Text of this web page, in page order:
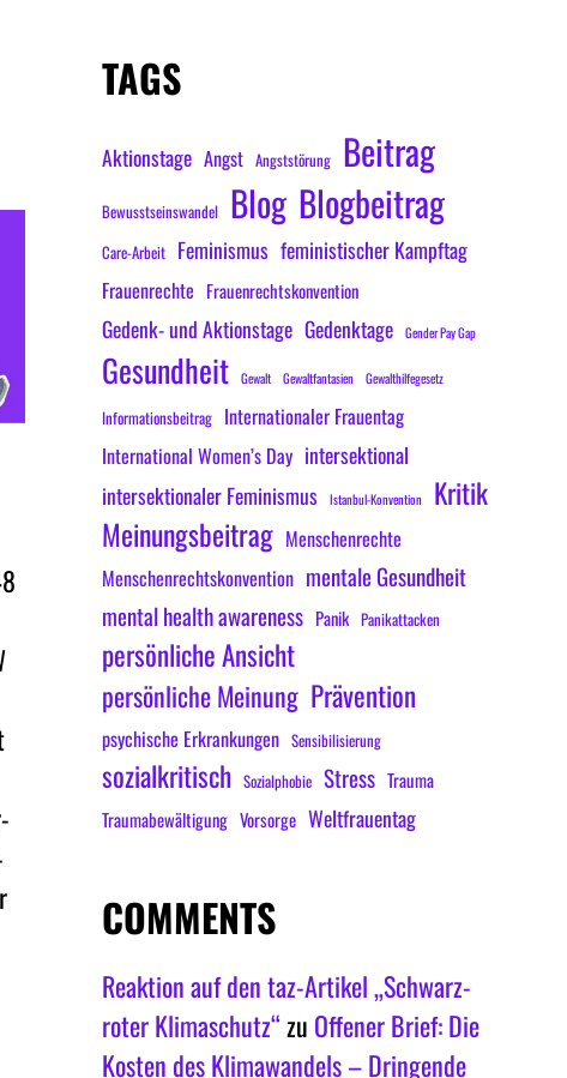
TAGS
Aktionstage Angst Angststörung Beitrag
Bewusstseinswandel Blog Blogbeitrag
Care-Arbeit Feminismus feministischer Kampftag
Frauenrechte Frauenrechtskonvention
Gedenk- und Aktionstage Gedenktage Gender Pay Gap
Gesundheit Gewalt Gewaltfantasien Gewalthilfegesetz
Informationsbeitrag Internationaler Frauentag
International Women’s Day intersektional
intersektionaler Feminismus
Istanbul-Konvention Kritik
Meinungsbeitrag Menschenrechte
Menschenrechtskonvention mentale Gesundheit
mental health awareness Panik Panikattacken
persönliche Ansicht
persönliche Meinung Prävention
psychische Erkrankungen Sensibilisierung
sozialkritisch Sozialphobie Stress Trauma
Traumabewältigung Vorsorge Weltfrauentag
COMMENTS
Reaktion auf den taz-Artikel „Schwarz-
roter Klimaschutz“zu Offener Brief: Die
Kosten des Klimawandels – Dringende